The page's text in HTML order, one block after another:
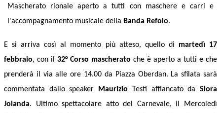
Mascherato rionale aperto a tutti con maschere e carri e
l'accompagnamento musicale della Banda Refolo.
E si arriva così al momento più atteso, quello di martedì 17
febbraio, con il 32° Corso mascherato che è aperto a tutti e che
prenderà il via alle ore 14.00 da Piazza Oberdan. La sfilata sarà
commentata dallo speaker Maurizio Testi affiancato daSiora
Jolanda. Ultimo spettacolare atto del Carnevale, il Mercoledì